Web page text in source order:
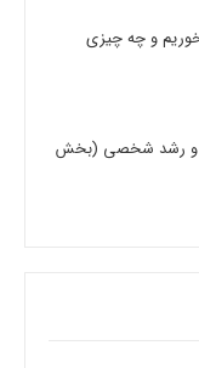
و چه چیزی
و رشد شخصی (بخش